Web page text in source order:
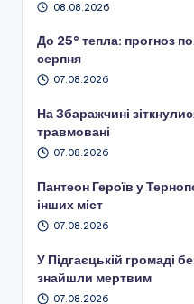
08.08.2026
До 25° тепла: прогноз
серпня
07.08.2026
На Збаражчині
травмовані
07.08.2026
Пантеон Героїв у
інших міст
07.08.2026
У Підгаєцькій громаді
знайшли мертвим
07.08.2026